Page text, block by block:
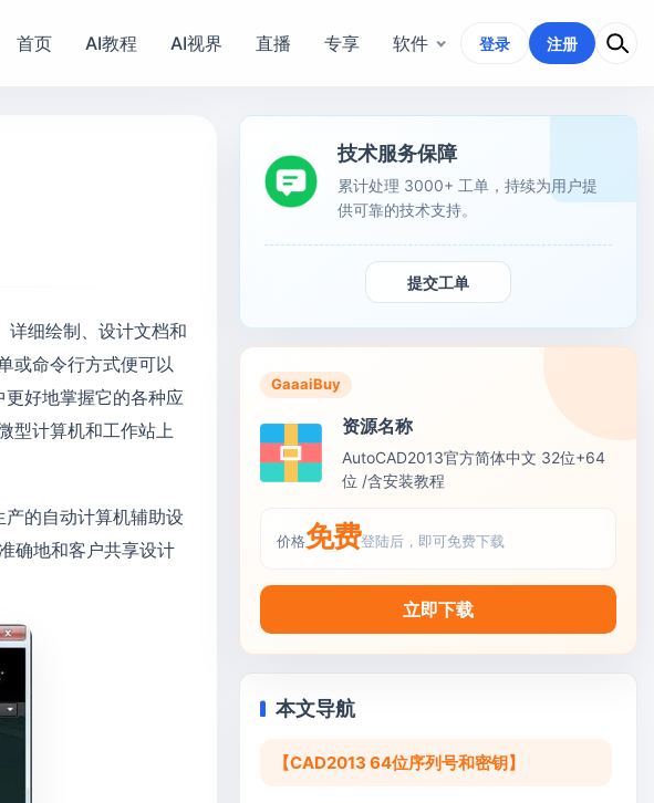
首页 AI教程 AI视界 直播 专享 软件 登录 注册
细绘制、设计文档和
或命令行方式便可以
好地掌握它的各种应
型计算机和工作站上
的自动计算机辅助设
确地和客户共享设计
技术服务保障
累计处理 3000+ 工单，持续为用户提
供可靠的技术支持。
提交工单
GaaaiBuy
资源名称
AutoCAD2013官方简体中文 32位+64
位 /含安装教程
价格免费登陆后，即可免费下载
立即下载
本文导航
【CAD2013 64位序列号和密钥】